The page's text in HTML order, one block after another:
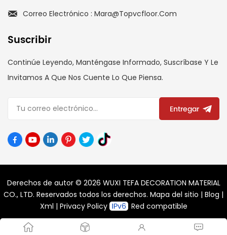
Correo Electrónico : Mara@topvcfloor.com
Suscribir
Continúe Leyendo, Manténgase Informado, Suscríbase Y Le
Invitamos A Que Nos Cuente Lo Que Piensa.
Entregar
Derechos de autor © 2026 WUXI TEFA DECORATION MATERIAL
CO., LTD. Reservados todos los derechos. Mapa del sitio | Blog |
Xml | Privacy Policy Red compatible